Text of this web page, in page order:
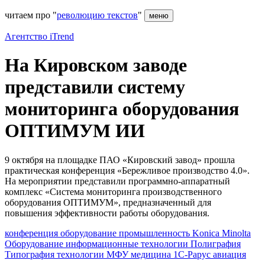
читаем про "революцию текстов" меню
Агентство iTrend
На Кировском заводе
представили систему
мониторинга оборудования
ОПТИМУМ ИИ
9 октября на площадке ПАО «Кировский завод» прошла
практическая конференция «Бережливое производство 4.0».
На мероприятии представили программно-аппаратный
комплекс «Система мониторинга производственного
оборудования ОПТИМУМ», предназначенный для
повышения эффективности работы оборудования.
конференция оборудование промышленность Konica Minolta
Оборудование информационные технологии Полиграфия
Типография технологии МФУмедицина 1С-Рарус авиация